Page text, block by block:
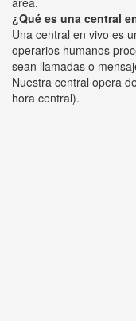
¿Qué es una central
Una central en vivo es
operarios humanos
sean llamadas o
Nuestra central opera
hora central).